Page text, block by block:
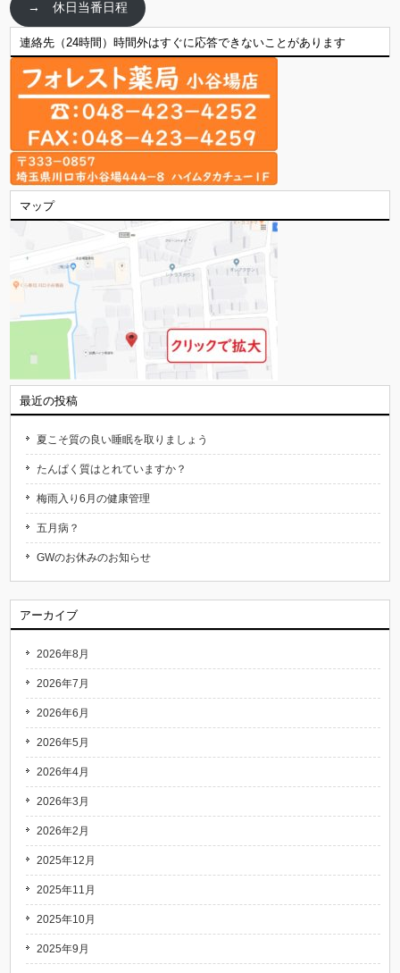
→ 休日当番日程
連絡先（24時間）時間外はすぐに応答できないことがあります
マップ
最近の投稿
夏こそ質の良い睡眠を取りましょう
たんぱく質はとれていますか？
梅雨入り6月の健康管理
五月病？
GWのお休みのお知らせ
アーカイブ
2026年8月
2026年7月
2026年6月
2026年5月
2026年4月
2026年3月
2026年2月
2025年12月
2025年11月
2025年10月
2025年9月